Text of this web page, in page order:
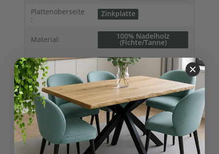
Plattenoberseite
:
Zinkplatte
Material: 100% Nadelholz
(Fichte/Tanne)
Kollektionen
Landhausmöbel:
Salzburg
Versandgewicht: 61,00 kg
Artikelgewicht: 52,00 kg
Abmessungen (L
x B/T x H) (
Länge × Breite ×
Höhe ):
120,00 × 51,00 ×
107,00 cm